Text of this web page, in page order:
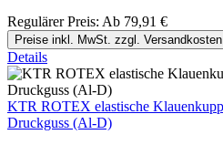
Regulärer Preis: Ab 79,91 €
Preise inkl. MwSt. zzgl. Versandkosten
Details
KTR ROTEX elastische
Druckguss (Al-D)